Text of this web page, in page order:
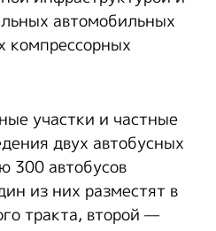
автомобильных
компрессорных
участки и частные
двух автобусных
300 автобусов
из них разместят в
тракта, второй —